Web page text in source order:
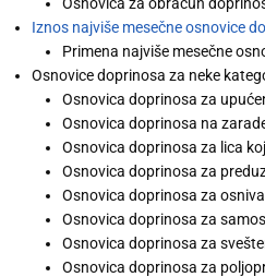
Iznos najviše mesečne osnovice
Primena najviše mesečne
Osnovice doprinosa za neke
Osnovica doprinosa za
Osnovica doprinosa na
Osnovica doprinosa za lica
Osnovica doprinosa za
Osnovica doprinosa za
Osnovica doprinosa za
Osnovica doprinosa za
Osnovica doprinosa za